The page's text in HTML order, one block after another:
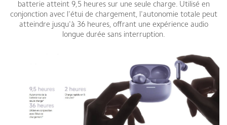
batterie atteint 9,5 heures sur une seule charge. Utilisé en
conjonction avec l'étui de chargement, l'autonomie totale peut
atteindre jusqu'à 36 heures, offrant une expérience audio
longue durée sans interruption.